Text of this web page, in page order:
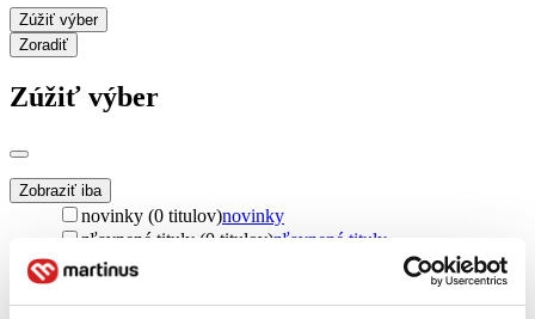
Zúžiť výber
Zoradiť
Zúžiť výber
Zobraziť iba
novinky (0 titulov)novinky
zľavnené tituly (0 titulov)zľavnené tituly
Dostupnosť
na centrálnom sklade (0 titulov)na centrálnom sklade